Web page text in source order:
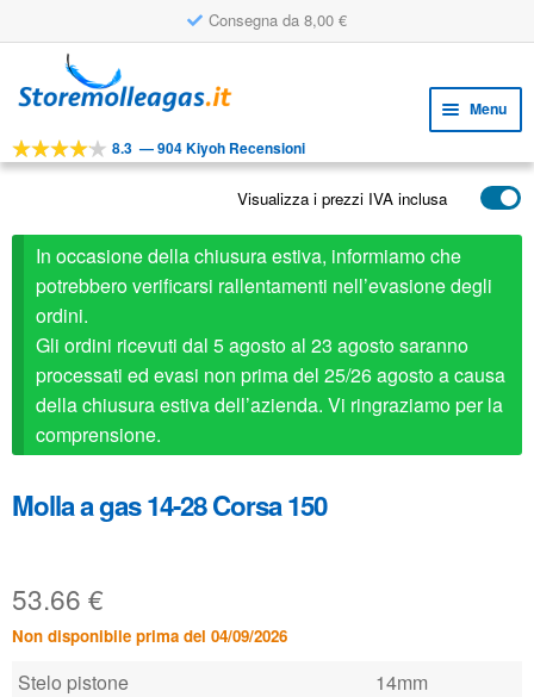
Consegna da 8,00 €
alla
al
Menu
STRUMENTI
il
menu
child
child
APPLICAZIONI
SERVIZIO CLIENTI
child
FAQ
8.3 —904 Kiyoh Recensioni
Visualizza i prezzi IVA inclusa
In occasione della chiusura estiva, informiamo che
potrebbero verificarsi rallentamenti nell’evasione degli
ordini.
Gli ordini ricevuti dal 5 agosto al 23 agosto saranno
processati ed evasi non prima del 25/26 agosto a causa
della chiusura estiva dell’azienda. Vi ringraziamo per la
comprensione.
Molla a gas 14-28 Corsa 150
53.66 €
Non disponibile prima del 04/09/2026
Stelo pistone
14mm